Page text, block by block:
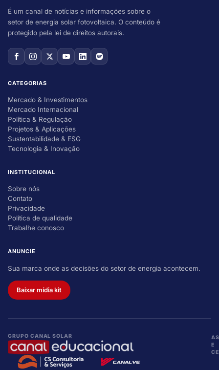
É um canal de notícias e informações sobre o
setor de energia solar fotovoltaica. O conteúdo é
protegido pela lei de direitos autorais.
CATEGORIAS
Mercado & Investimentos
Mercado Internacional
Política & Regulação
Projetos & Aplicações
Sustentabilidade & ESG
Tecnologia & Inovação
INSTITUCIONAL
Sobre nós
Contato
Privacidade
Política de qualidade
Trabalhe conosco
ANUNCIE
Sua marca onde as decisões do setor de energia acontecem.
Baixar mídia kit
GRUPO CANAL SOLAR
E